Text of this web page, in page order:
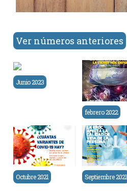
Ver números anteriores
Junio 2023
febrero 2022
Octubre 2021 Septiembre 2021